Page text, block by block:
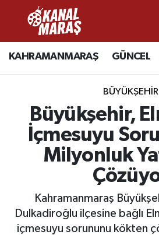
KAHRAMANMARAŞ GÜNCEL
BÜYÜKŞEHİR
Büyükşehir,
İçmesuyu
Milyonluk
Kahramanmaraş
Dulkadiroğlu ilçesine bağlı
içmesuyu sorununu kökten
CANLI YAYIN
KAHRAMANMARAŞ
SPOR
SİYASET
EKONOMİ
GÜNDEM
Kahramanmaraş Nöbetçi
Kahramanmaraş Hava
Kahramanmaraş Namaz
Kahramanmaraş Trafik
Süper Lig Puan Durumu ve
Tüm Manşetler
Son Dakika Haberleri